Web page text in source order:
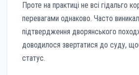
Проте на практиці не всі гідальго
перевагами однаково. Часто
підтвердження дворянського
доводилося звертатися до суду,
статус.